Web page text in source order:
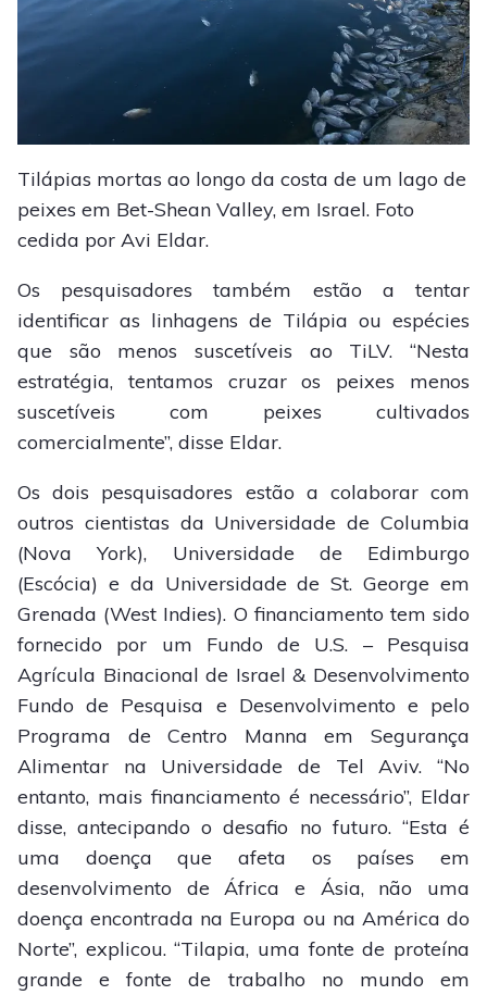
Tilápias mortas ao longo da costa de um lago de
peixes em Bet-Shean Valley, em Israel. Foto
cedida por Avi Eldar.
Os pesquisadores também estão a tentar
identificar as linhagens de Tilápia ou espécies
que são menos suscetíveis ao TiLV. “Nesta
estratégia, tentamos cruzar os peixes menos
suscetíveis com peixes cultivados
comercialmente”, disse Eldar.
Os dois pesquisadores estão a colaborar com
outros cientistas da Universidade de Columbia
(Nova York), Universidade de Edimburgo
(Escócia) e da Universidade de St. George em
Grenada (West Indies). O financiamento tem sido
fornecido por um Fundo de U.S. – Pesquisa
Agrícula Binacional de Israel & Desenvolvimento
Fundo de Pesquisa e Desenvolvimento e pelo
Programa de Centro Manna em Segurança
Alimentar na Universidade de Tel Aviv. “No
entanto, mais financiamento é necessário”, Eldar
disse, antecipando o desafio no futuro. “Esta é
uma doença que afeta os países em
desenvolvimento de África e Ásia, não uma
doença encontrada na Europa ou na América do
Norte”, explicou. “Tilapia, uma fonte de proteína
grande e fonte de trabalho no mundo em